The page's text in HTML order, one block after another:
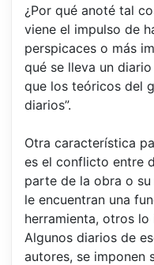
¿Por qué anoté tal
viene el impulso de
perspicaces o más
qué se lleva un
que los teóricos del
diarios”.
Otra característica
es el conflicto entre
parte de la obra o
le encuentran una
herramienta, otros
Algunos diarios de
autores, se imponen